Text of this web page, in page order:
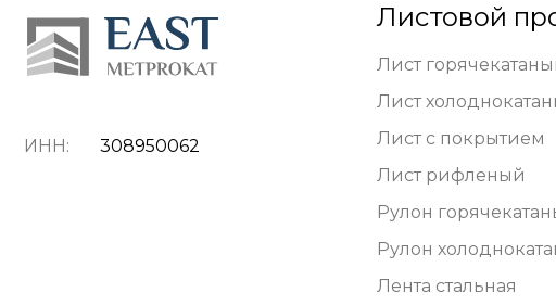
ИНН: 308950062
Листовой
Лист
Лист
Лист с покрытием
Лист рифленый
Рулон
Рулон
Лента стальная